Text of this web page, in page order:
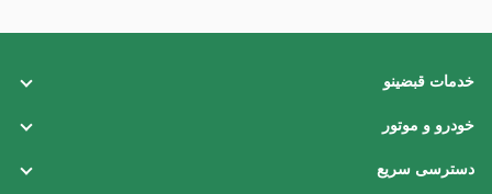
خدمات قبضینو
خودرو و موتور
دسترسی سریع